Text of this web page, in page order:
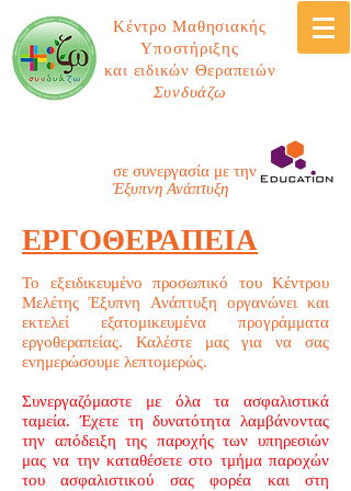
Κέντρο Μαθησιακής
Υποστήριξης
και ειδικών Θεραπειών
Συνδυάζω
ΕΙΔΙΚΩΝ ΘΕΡΑΠΕΙΩΝ ΕΞΥΠΝΗ ΑΝΑΠΤΥΞΗ
ΛΟΓΟΘΕΡΑΠΕΊΑ
σε συνεργασία με την
Έξυπνη Ανάπτυξη
ΕΡΓΟΘΕΡΑΠΕΙΑ
Το εξειδικευμένο προσωπικό του Κέντρου
Μελέτης Έξυπνη Ανάπτυξη οργανώνει και
εκτελεί εξατομικευμένα προγράμματα
εργοθεραπείας. Καλέστε μας για να σας
ενημερώσουμε λεπτομερώς.
Συνεργαζόμαστε με όλα τα ασφαλιστικά
ταμεία. Έχετε τη δυνατότητα λαμβάνοντας
την απόδειξη της παροχής των υπηρεσιών
μας να την καταθέσετε στο τμήμα παροχών
του ασφαλιστικού σας φορέα και στη